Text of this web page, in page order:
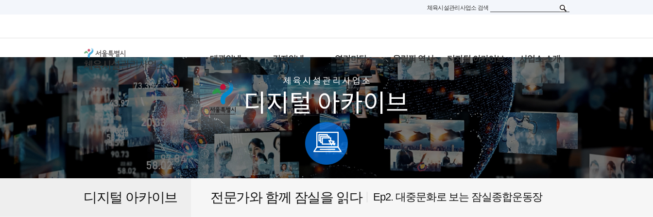
체육시설관리사업소 검색
대관안내 강좌안내 열린마당 올림픽 역사 디지털 아카이브 사업소 소개
디지털 아카이브 전문가와 함께 잠실을 읽다 Ep2. 대중문화로 보는 잠실종합운동장